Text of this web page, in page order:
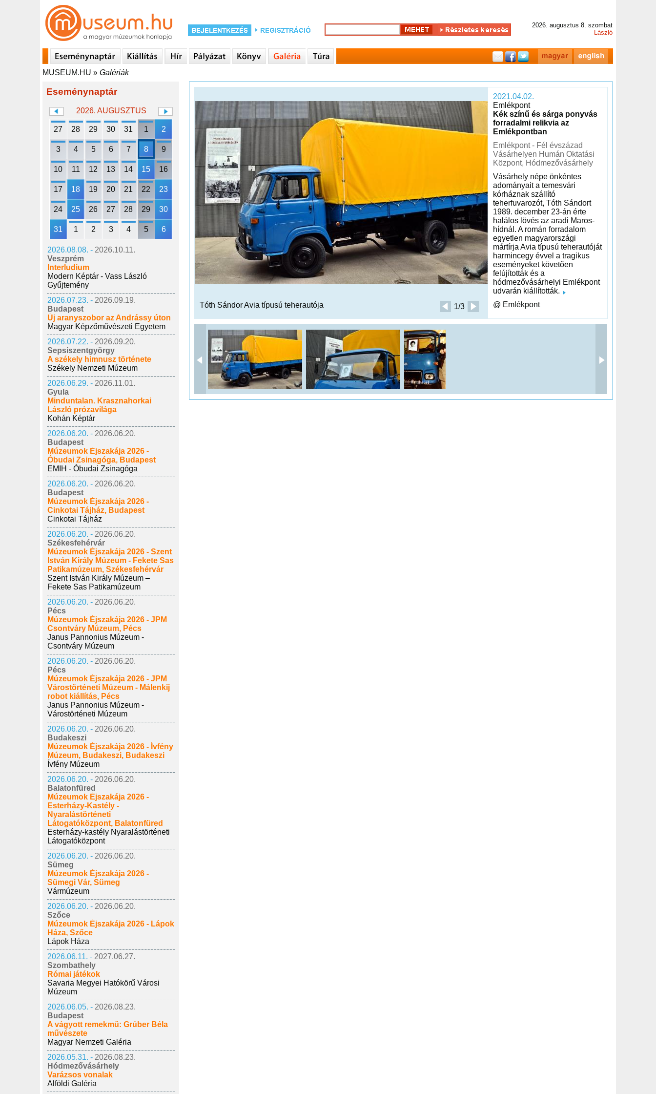
2026. augusztus 8. szombat
László
MUSEUM.HU » Galériák
Eseménynaptár
2026. AUGUSZTUS
27 28 29 30 31 1 2
3 4 5 6 7 8 9
10 11 12 13 14 15 16
17 18 19 20 21 22 23
24 25 26 27 28 29 30
31 1 2 3 4 5 6
2026.08.08. - 2026.10.11.
Veszprém
Interludium
Modern Képtár - Vass László
Gyűjtemény
2026.07.23. - 2026.09.19.
Budapest
Új aranyszobor az Andrássy úton
Magyar Képzőművészeti Egyetem
2026.07.22. - 2026.09.20.
Sepsiszentgyörgy
A székely himnusz története
Székely Nemzeti Múzeum
2026.06.29. - 2026.11.01.
Gyula
Minduntalan. Krasznahorkai
László prózavilága
Kohán Képtár
2026.06.20. - 2026.06.20.
Budapest
Múzeumok Éjszakája 2026 -
Óbudai Zsinagóga, Budapest
EMIH - Óbudai Zsinagóga
2026.06.20. - 2026.06.20.
Budapest
Múzeumok Éjszakája 2026 -
Cinkotai Tájház, Budapest
Cinkotai Tájház
2026.06.20. - 2026.06.20.
Székesfehérvár
Múzeumok Éjszakája 2026 - Szent
István Király Múzeum - Fekete Sas
Patikamúzeum, Székesfehérvár
Szent István Király Múzeum –
Fekete Sas Patikamúzeum
2026.06.20. - 2026.06.20.
Pécs
Múzeumok Éjszakája 2026 - JPM
Csontváry Múzeum, Pécs
Janus Pannonius Múzeum -
Csontváry Múzeum
2026.06.20. - 2026.06.20.
Pécs
Múzeumok Éjszakája 2026 - JPM
Várostörténeti Múzeum - Málenkij
robot kiállítás, Pécs
Janus Pannonius Múzeum -
Várostörténeti Múzeum
2026.06.20. - 2026.06.20.
Budakeszi
Múzeumok Éjszakája 2026 - Ívfény
Múzeum, Budakeszi, Budakeszi
Ívfény Múzeum
2026.06.20. - 2026.06.20.
Balatonfüred
Múzeumok Éjszakája 2026 -
Esterházy-Kastély -
Nyaralástörténeti
Látogatóközpont, Balatonfüred
Esterházy-kastély Nyaralástörténeti
Látogatóközpont
2026.06.20. - 2026.06.20.
Sümeg
Múzeumok Éjszakája 2026 -
Sümegi Vár, Sümeg
Vármúzeum
2026.06.20. - 2026.06.20.
Szőce
Múzeumok Éjszakája 2026 - Lápok
Háza, Szőce
Lápok Háza
2026.06.11. - 2027.06.27.
Szombathely
Római játékok
Savaria Megyei Hatókörű Városi
Múzeum
2026.06.05. - 2026.08.23.
Budapest
A vágyott remekmű: Grúber Béla
művészete
Magyar Nemzeti Galéria
2026.05.31. - 2026.08.23.
Hódmezővásárhely
Varázsos vonalak
Alföldi Galéria
2021.04.02.
Emlékpont
Kék színű és sárga ponyvás
forradalmi relikvia az
Emlékpontban
Emlékpont - Fél évszázad
Vásárhelyen Humán Oktatási
Központ, Hódmezővásárhely
Vásárhely népe önkéntes
adományait a temesvári
kórháznak szállító
teherfuvarozót, Tóth Sándort
1989. december 23-án érte
halálos lövés az aradi Maros-
hídnál. A román forradalom
egyetlen magyarországi
mártírja Avia típusú teherautóját
harmincegy évvel a tragikus
eseményeket követően
felújították és a
hódmezővásárhelyi Emlékpont
udvarán kiállították.
Tóth Sándor Avia típusú teherautója
1/3 @ Emlékpont